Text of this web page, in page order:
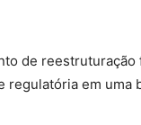
de reestruturação
regulatória em uma